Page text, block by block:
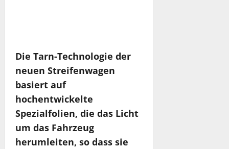
Die Tarn-Technologie der
neuen Streifenwagen
basiert auf
hochentwickelte
Spezialfolien, die das Licht
um das Fahrzeug
herumleiten, so dass sie